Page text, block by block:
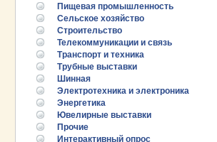
Пищевая промышленность
Сельское хозяйство
Строительство
Телекоммуникации и связь
Транспорт и техника
Трубные выставки
Шинная
Электротехника и электроника
Энергетика
Ювелирные выставки
Прочие
Интерактивный опрос
25.06.2026 :: Пост-релиз
25.06.2026 ::
Деловая программа EXPO EURASIA